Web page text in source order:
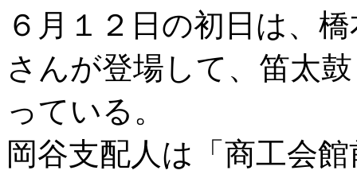
６月１２日の初日は、
さんが登場して、笛太
っている。
岡谷支配人は「商工会